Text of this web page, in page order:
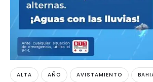
ALTA AÑO AVISTAMIENTO